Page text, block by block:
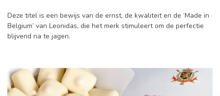
Deze titel is een bewijs van de ernst, de kwaliteit en de ‘Made in
Belgium’ van Leonidas, die het merk stimuleert om de perfectie
blijvend na te jagen.